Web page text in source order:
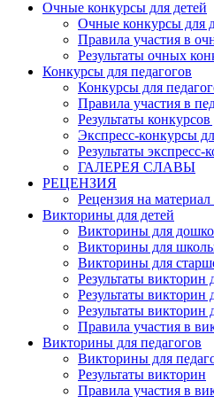
Очные конкурсы для детей
Очные конкурсы для
Правила участия в
Результаты очных
Конкурсы для педагогов
Конкурсы для
Правила участия в
Результаты
Экспресс-конкурсы
Результаты экспресс-
ГАЛЕРЕЯ СЛАВЫ
РЕЦЕНЗИЯ
Рецензия на материал
Викторины для детей
Викторины для
Викторины для
Викторины для
Результаты
Результаты викторин
Результаты викторин
Правила участия в
Викторины для педагогов
Викторины для
Результаты викторин
Правила участия в